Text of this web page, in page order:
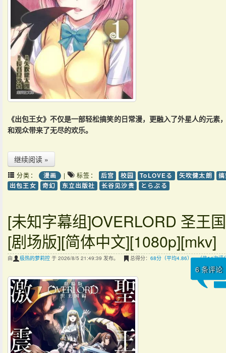
《出包王女》不仅是一部轻松搞笑的日常漫，更融入了外星人的元素
和观众带来了无尽的欢乐。
继续阅读 »
分类： 漫画 | 标签： 后宫 校园 ToLOVEる 矢吹健太朗
出包王女
奇幻 东立出版社 长谷见沙贵 とらぶる
[未知字幕组]OVERLORD 圣王
[剧场版][简体中文][1080p][mkv]
由 极热的萝莉控 于 2026/8/5 21:49:39 发布。 总得分： 68分（平均4.86），（共14次评
6条评论